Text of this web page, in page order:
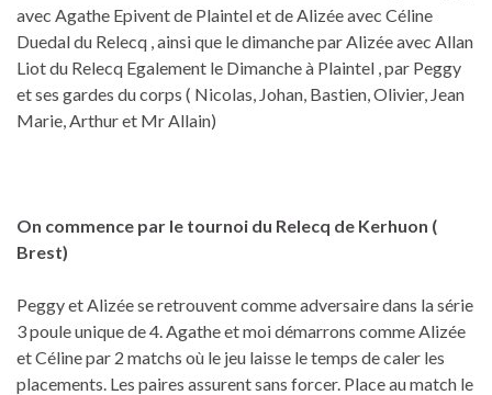
avec Agathe Epivent de Plaintel et de Alizée avec Céline
Duedal du Relecq , ainsi que le dimanche par Alizée avec Allan
Liot du Relecq Egalement le Dimanche à Plaintel , par Peggy
et ses gardes du corps ( Nicolas, Johan, Bastien, Olivier, Jean
Marie, Arthur et Mr Allain)
On commence par le tournoi du Relecq de Kerhuon (
Brest)
Peggy et Alizée se retrouvent comme adversaire dans la série
3 poule unique de 4. Agathe et moi démarrons comme Alizée
et Céline par 2 matchs où le jeu laisse le temps de caler les
placements. Les paires assurent sans forcer. Place au match le